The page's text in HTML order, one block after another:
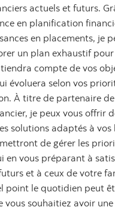
actuels et futurs.
en planification
en placements, je
un plan exhaustif
compte de vos
évoluera selon vos
À titre de partenaire
je peux vous offrir
solutions adaptés à vos
de gérer les
en vous préparant à
et à ceux de votre
point le quotidien peut
vous souhaitiez avoir une